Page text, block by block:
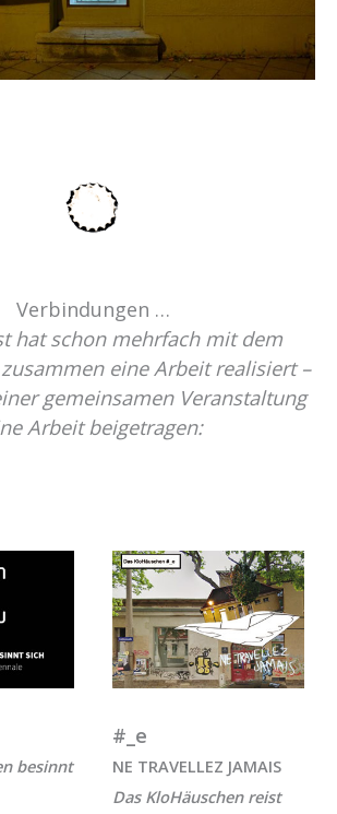
Verbindungen …
hat schon mehrfach mit dem
eine Arbeit realisiert –
gemeinsamen Veranstaltung
Arbeit beigetragen:
besinnt
#_e
NE TRAVELLEZ JAMAIS
Das KloHäuschen reist